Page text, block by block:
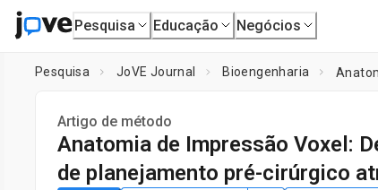
Pesquisa Educação Negócios
Pesquisa JoVE Journal Bioengenharia
Artigo de método
Anatomia de Impressão Voxel:
de planejamento pré-cirúrgico